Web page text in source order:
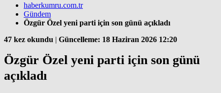
haberkumru.com.tr
Gündem
Özgür Özel yeni parti için son günü açıkladı
47 kez okundu | Güncelleme: 18 Haziran 2026 12:20
Özgür Özel yeni parti için son günü
açıkladı